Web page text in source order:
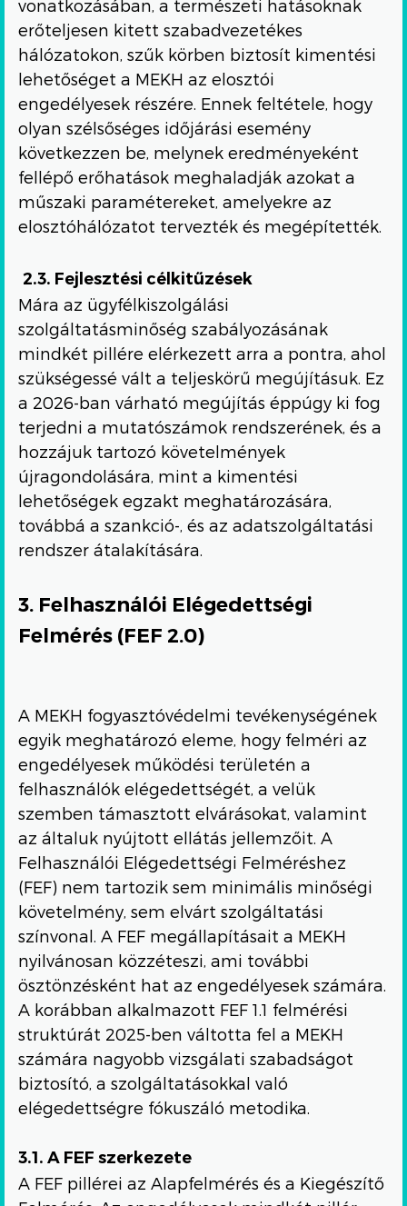
vonatkozásában, a természeti hatásoknak
erőteljesen kitett szabadvezetékes
hálózatokon, szűk körben biztosít kimentési
lehetőséget a MEKH az elosztói
engedélyesek részére. Ennek feltétele, hogy
olyan szélsőséges időjárási esemény
következzen be, melynek eredményeként
fellépő erőhatások meghaladják azokat a
műszaki paramétereket, amelyekre az
elosztóhálózatot tervezték és megépítették.
2.3. Fejlesztési célkitűzések
Mára az ügyfélkiszolgálási
szolgáltatásminőség szabályozásának
mindkét pillére elérkezett arra a pontra, ahol
szükségessé vált a teljeskörű megújításuk. Ez
a 2026-ban várható megújítás éppúgy ki fog
terjedni a mutatószámok rendszerének, és a
hozzájuk tartozó követelmények
újragondolására, mint a kimentési
lehetőségek egzakt meghatározására,
továbbá a szankció-, és az adatszolgáltatási
rendszer átalakítására.
3. Felhasználói Elégedettségi
Felmérés (FEF 2.0)
A MEKH fogyasztóvédelmi tevékenységének
egyik meghatározó eleme, hogy felméri az
engedélyesek működési területén a
felhasználók elégedettségét, a velük
szemben támasztott elvárásokat, valamint
az általuk nyújtott ellátás jellemzőit. A
Felhasználói Elégedettségi Felméréshez
(FEF) nem tartozik sem minimális minőségi
követelmény, sem elvárt szolgáltatási
színvonal. A FEF megállapításait a MEKH
nyilvánosan közzéteszi, ami további
ösztönzésként hat az engedélyesek számára.
A korábban alkalmazott FEF 1.1 felmérési
struktúrát 2025-ben váltotta fel a MEKH
számára nagyobb vizsgálati szabadságot
biztosító, a szolgáltatásokkal való
elégedettségre fókuszáló metodika.
3.1. A FEF szerkezete
A FEF pillérei az Alapfelmérés és a Kiegészítő